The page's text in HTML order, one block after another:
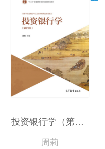
投资银行学（第四版）
周莉